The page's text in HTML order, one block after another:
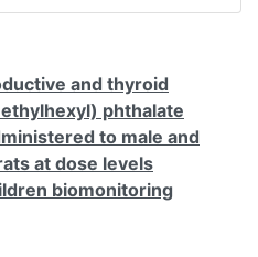
and thyroid
phthalate
to male and
at dose levels
biomonitoring